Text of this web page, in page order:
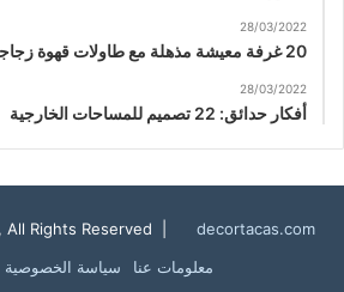
28/03/2022
20 غرفة معيشة مذهلة مع طاولات قهوة زجاجية مربعة
28/03/2022
أفكار حدائق: 22 تصميم للمساحات الخارجية
All Rights Reserved |
decortacas.com
معلومات عنا
سياسة الخصوصية